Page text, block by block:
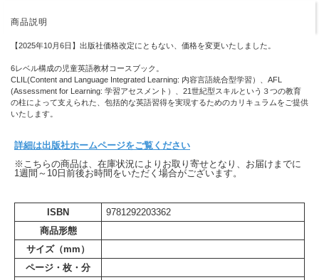
商品説明
【2025年10月6日】出版社価格改定にともない、価格を変更いたしました。
6レベル構成の児童英語教材コースブック。
CLIL(Content and Language Integrated Learning: 内容言語統合型学習）、AFL
(Assessment for Learning: 学習アセスメント）、21世紀型スキルという３つの教育
の柱によって支えられた、包括的な英語習得を実現するためのカリキュラムをご提供
いたします。
詳細は出版社ホームページをご覧ください
※こちらの商品は、在庫状況によりお取り寄せとなり、お届けまでに
1週間～10日前後お時間をいただく場合がございます。
ISBN
9781292203362
商品形態
サイズ（mm）
ページ・枚・分